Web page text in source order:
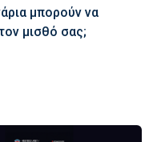
μπορούν να
μισθό σας;